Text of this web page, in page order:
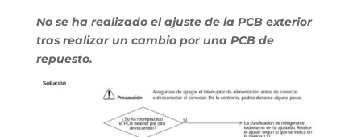
No se ha realizado el ajuste de la PCB exterior
tras realizar un cambio por una PCB de
repuesto.